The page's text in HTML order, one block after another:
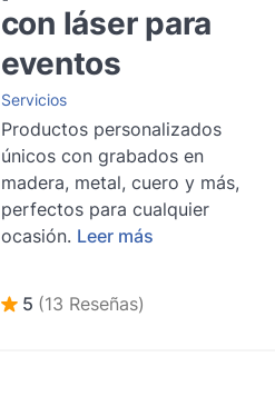
con láser para
eventos
Servicios
Productos personalizados
únicos con grabados en
madera, metal, cuero y más,
perfectos para cualquier
ocasión. Leer más
5 (13 Reseñas)